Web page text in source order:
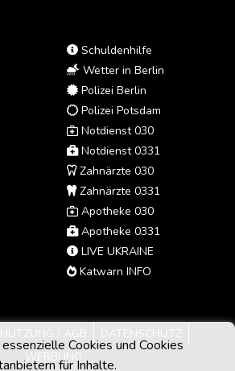
Cookies und Cookies
für Inhalte.
Schuldenhilfe
Wetter in Berlin
Polizei Berlin
Polizei Potsdam
Notdienst 030
Notdienst 0331
Zahnärzte 030
Zahnärzte 0331
Apotheke 030
Apotheke 0331
LIVE UKRAINE
Katwarn INFO
NUTZUNG / AGB
DATENSCHUTZ
WERBUNG